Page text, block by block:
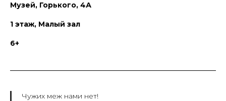
Музей, Горького, 4А
1 этаж, Малый зал
6+
Чужих меж нами нет!